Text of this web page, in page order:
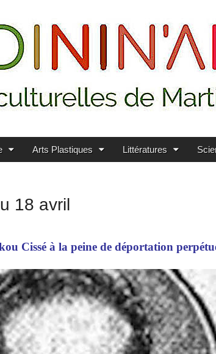
Arts Plastiques Littératures
18 avril
Cissé à la peine de déportation